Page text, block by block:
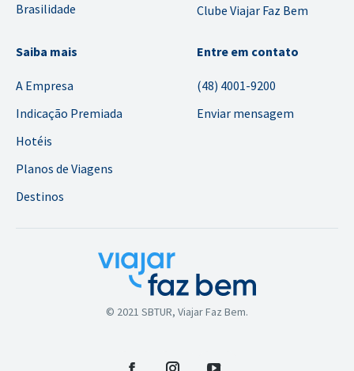
Brasilidade
Clube Viajar Faz Bem
Saiba mais
A Empresa
Indicação Premiada
Hotéis
Planos de Viagens
Destinos
Entre em contato
(48) 4001-9200
Enviar mensagem
© 2021 SBTUR, Viajar Faz Bem.